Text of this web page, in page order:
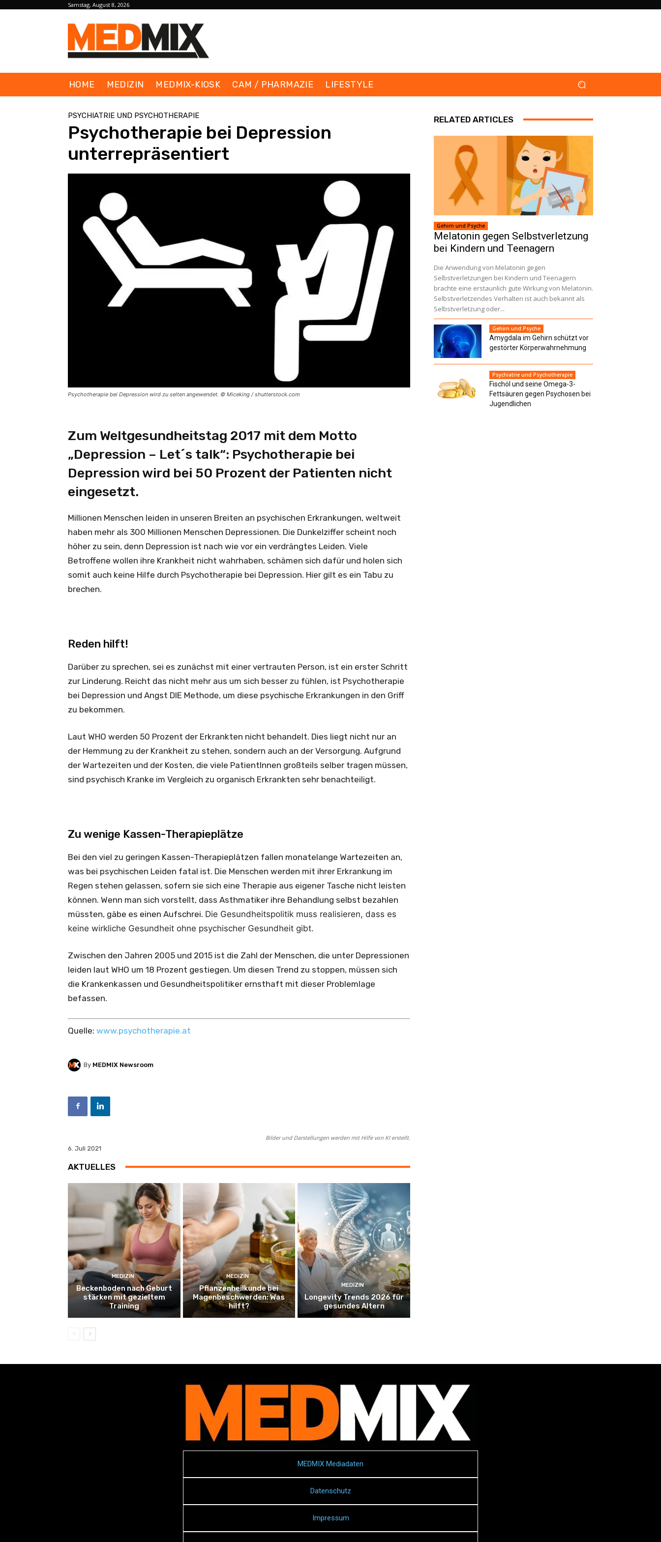
Samstag, August 8, 2026
HOME MEDIZIN MEDMIX-KIOSK CAM / PHARMAZIE LIFESTYLE
PSYCHIATRIE UND PSYCHOTHERAPIE
Psychotherapie bei Depression
unterrepräsentiert
Psychotherapie bei Depression wird zu selten angewendet. © Miceking / shutterstock.com
Zum Weltgesundheitstag 2017 mit dem Motto
„Depression – Let´s talk“: Psychotherapie bei
Depression wird bei 50 Prozent der Patienten nicht
eingesetzt.
Millionen Menschen leiden in unseren Breiten an psychischen Erkrankungen, weltweit
haben mehr als 300 Millionen Menschen Depressionen. Die Dunkelziffer scheint noch
höher zu sein, denn Depression ist nach wie vor ein verdrängtes Leiden. Viele
Betroffene wollen ihre Krankheit nicht wahrhaben, schämen sich dafür und holen sich
somit auch keine Hilfe durch Psychotherapie bei Depression. Hier gilt es ein Tabu zu
brechen.
Reden hilft!
Darüber zu sprechen, sei es zunächst mit einer vertrauten Person, ist ein erster Schritt
zur Linderung. Reicht das nicht mehr aus um sich besser zu fühlen, ist Psychotherapie
bei Depression und Angst DIE Methode, um diese psychische Erkrankungen in den Griff
zu bekommen.
Laut WHO werden 50 Prozent der Erkrankten nicht behandelt. Dies liegt nicht nur an
der Hemmung zu der Krankheit zu stehen, sondern auch an der Versorgung. Aufgrund
der Wartezeiten und der Kosten, die viele PatientInnen großteils selber tragen müssen,
sind psychisch Kranke im Vergleich zu organisch Erkrankten sehr benachteiligt.
Zu wenige Kassen-Therapieplätze
Bei den viel zu geringen Kassen-Therapieplätzen fallen monatelange Wartezeiten an,
was bei psychischen Leiden fatal ist. Die Menschen werden mit ihrer Erkrankung im
Regen stehen gelassen, sofern sie sich eine Therapie aus eigener Tasche nicht leisten
können. Wenn man sich vorstellt, dass Asthmatiker ihre Behandlung selbst bezahlen
müssten, gäbe es einen Aufschrei. Die Gesundheitspolitik muss realisieren, dass es
keine wirkliche Gesundheit ohne psychischer Gesundheit gibt.
Zwischen den Jahren 2005 und 2015 ist die Zahl der Menschen, die unter Depressionen
leiden laut WHO um 18 Prozent gestiegen. Um diesen Trend zu stoppen, müssen sich
die Krankenkassen und Gesundheitspolitiker ernsthaft mit dieser Problemlage
befassen.
Quelle: www.psychotherapie.at
By MEDMIX Newsroom
Bilder und Darstellungen werden mit Hilfe von KI erstellt.
6. Juli 2021
AKTUELLES
MEDIZIN
Beckenboden nach Geburt
stärken mit gezieltem
Training
MEDIZIN
Pflanzenheilkunde bei
Magenbeschwerden: Was
hilft?
MEDIZIN
Longevity Trends 2026 für
gesundes Altern
RELATED ARTICLES
Gehirn und Psyche
Melatonin gegen Selbstverletzung
bei Kindern und Teenagern
Die Anwendung von Melatonin gegen
Selbstverletzungen bei Kindern und Teenagern
brachte eine erstaunlich gute Wirkung von Melatonin.
Selbstverletzendes Verhalten ist auch bekannt als
Selbstverletzung oder...
Gehirn und Psyche
Amygdala im Gehirn schützt vor
gestörter Körperwahrnehmung
Psychiatrie und Psychotherapie
Fischöl und seine Omega-3-
Fettsäuren gegen Psychosen bei
Jugendlichen
MEDMIX Mediadaten
Datenschutz
Impressum